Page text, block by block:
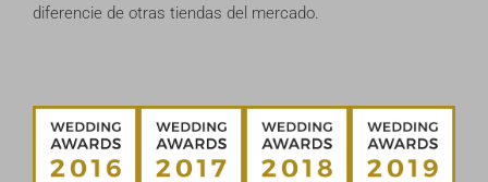
diferencie de otras tiendas del mercado.